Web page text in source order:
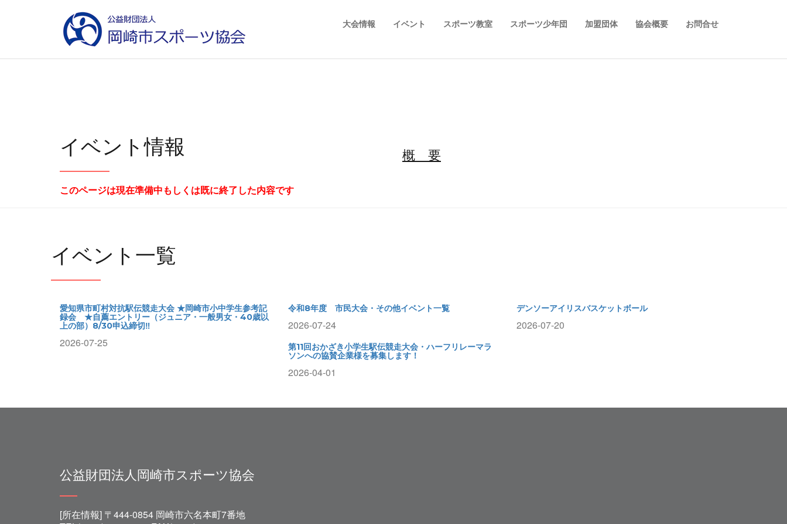
大会情報 イベント スポーツ教室 スポーツ少年団 加盟団体 協会概要 お問合せ
イベント情報
このページは現在準備中もしくは既に終了した内容です
概 要
イベント一覧
愛知県市町村対抗駅伝競走大会 ★岡崎市小中学生参考記
録会 ★自薦エントリー（ジュニア・一般男女・40歳以
上の部）8/30申込締切‼
2026-07-25
令和8年度 市民大会・その他イベント一覧
2026-07-24
デンソーアイリスバスケットボール
2026-07-20
第11回おかざき小学生駅伝競走大会・ハーフリレーマラ
ソンへの協賛企業様を募集します！
2026-04-01
公益財団法人岡崎市スポーツ協会
[所在情報] 〒444-0854 岡崎市六名本町7番地